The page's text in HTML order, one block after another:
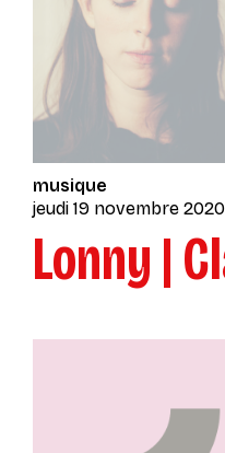
musique
jeudi 19 novembre 2020
Lonny |